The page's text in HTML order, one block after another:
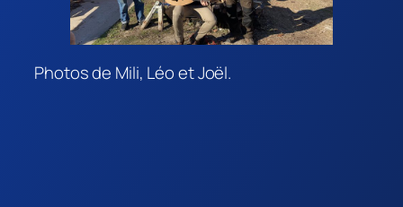
Photos de Mili, Léo et Joël.